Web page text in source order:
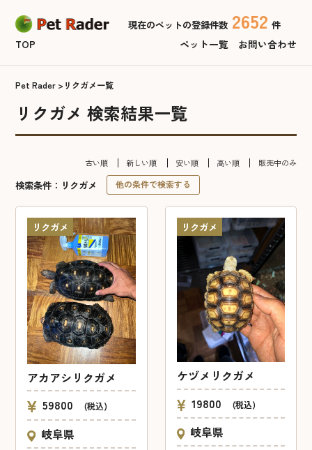
現在のペットの登録件数 2652 件
TOP
ペット一覧 お問い合わせ
Pet Rader リクガメ一覧
リクガメ 検索結果一覧
古い順 新しい順 安い順 高い順 販売中のみ
検索条件：リクガメ 他の条件で検索する
リクガメ
アカアシリクガメ
59800
(税込)
岐阜県
リクガメ
ケヅメリクガメ
19800
(税込)
岐阜県